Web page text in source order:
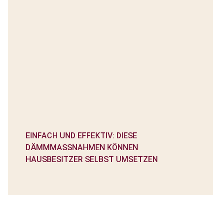
EINFACH UND EFFEKTIV: DIESE
DÄMMMASSNAHMEN KÖNNEN H
AUSBESITZER SELBST UMSETZEN